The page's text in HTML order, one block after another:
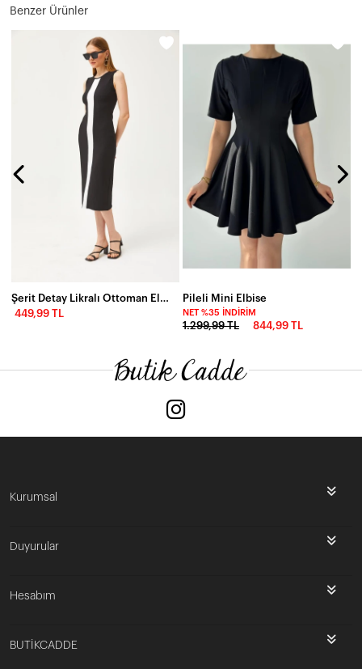
Benzer Ürünler
Şerit Detay Likralı Ottoman Elbise
449,99 TL
Pileli Mini Elbise
NET %35 İNDIRIM
1.299,99 TL 844,99 TL
Kurumsal
Duyurular
Hesabım
BUTİKCADDE